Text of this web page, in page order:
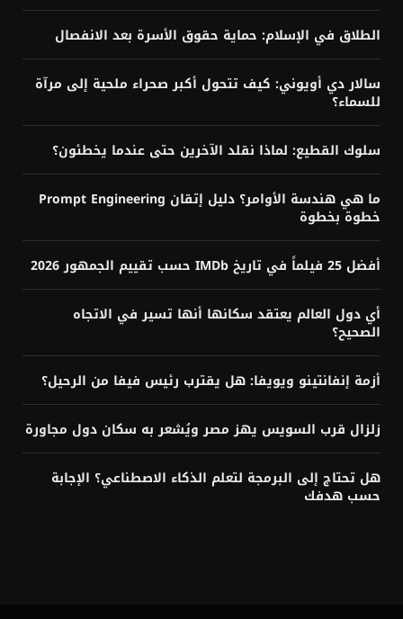
الطلاق في الإسلام: حماية حقوق الأسرة بعد الانفصال
سالار دي أويوني: كيف تتحول أكبر صحراء ملحية إلى مرآة
للسماء؟
سلوك القطيع: لماذا نقلد الآخرين حتى عندما يخطئون؟
ما هي هندسة الأوامر؟ دليل إتقان Prompt Engineering
خطوة بخطوة
أفضل 25 فيلماً في تاريخ IMDb حسب تقييم الجمهور 2026
أي دول العالم يعتقد سكانها أنها تسير في الاتجاه
الصحيح؟
أزمة إنفانتينو ويويفا: هل يقترب رئيس فيفا من الرحيل؟
زلزال قرب السويس يهز مصر ويُشعر به سكان دول مجاورة
هل تحتاج إلى البرمجة لتعلم الذكاء الاصطناعي؟ الإجابة
حسب هدفك